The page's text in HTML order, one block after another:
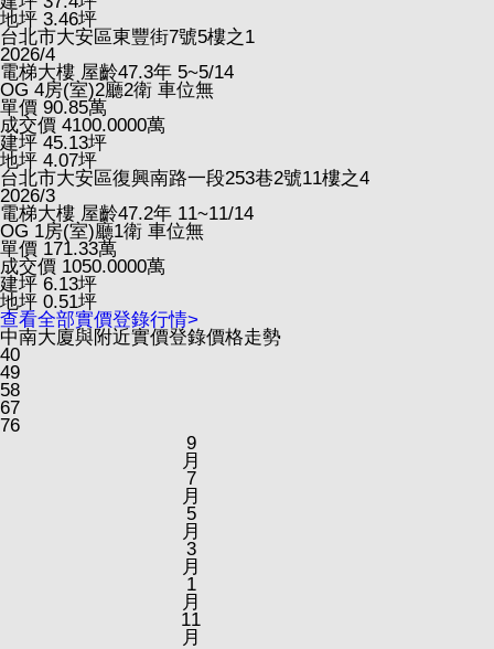
地坪 3.46坪
台北市大安區東豐街7號5樓之1
2026/4
電梯大樓 屋齡47.3年 5~5/14
OG 4房(室)2廳2衛 車位無
單價 90.85萬
成交價 4100.0000萬
建坪 45.13坪
地坪 4.07坪
台北市大安區復興南路一段253巷2號11樓之4
2026/3
電梯大樓 屋齡47.2年 11~11/14
OG 1房(室)廳1衛 車位無
單價 171.33萬
成交價 1050.0000萬
建坪 6.13坪
地坪 0.51坪
查看全部實價登錄行情>
中南大廈與附近實價登錄價格走勢
40
49
58
67
76
9
月
7
月
5
月
3
月
1
月
11
月